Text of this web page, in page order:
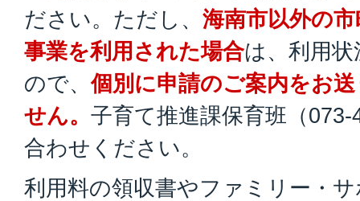
ださい。ただし、 海南市以外の
事業を利用された場合は、利用
ので、個別に申請のご案内をお
せん。 子育て推進課保育班（
合わせください。
利用料の領収書やファミリー・